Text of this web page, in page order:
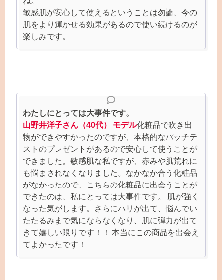
敏感肌が安心して使えるということは勿論、今の
肌をより輝かせる効果があるので使い続けるのが
楽しみです。
わたしにとっては大事件です。
山野井洋子さん（40代） モデル化粧品で吹き出
物ができやすかったのですが、本格的なパッチテ
ストのプレゼントがあるので安心して使うことが
できました。敏感肌な私ですが、赤みや肌荒れに
も悩まされなくなりました。なかなか合う化粧品
がなかったので、こちらの化粧品に出会うことが
できたのは、私にとっては大事件です。 肌が強く
なった気がします。さらにハリが出て、悩んでい
たたるみまで気にならなくなり、肌に弾力が出て
きて嬉しい限りです！！ 本当にこの商品を出会え
てよかったです！